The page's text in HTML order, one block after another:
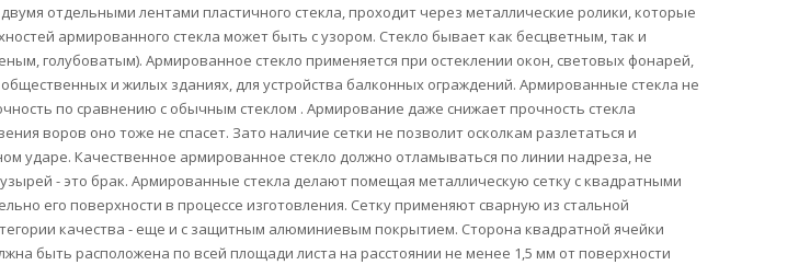
отдельными лентами пластичного стекла, проходит через металлические ролики, которые
армированного стекла может быть с узором. Стекло бывает как бесцветным, так и
голубоватым). Армированное стекло применяется при остеклении окон, световых фонарей,
и жилых зданиях, для устройства балконных ограждений. Армированные стекла не
по сравнению с обычным стеклом . Армирование даже снижает прочность стекла
воров оно тоже не спасет. Зато наличие сетки не позволит осколкам разлетаться и
ударе. Качественное армированное стекло должно отламываться по линии надреза, не
- это брак. Армированные стекла делают помещая металлическую сетку с квадратными
его поверхности в процессе изготовления. Сетку применяют сварную из стальной
качества - еще и с защитным алюминиевым покрытием. Сторона квадратной ячейки
быть расположена по всей площади листа на расстоянии не менее 1,5 мм от поверхности